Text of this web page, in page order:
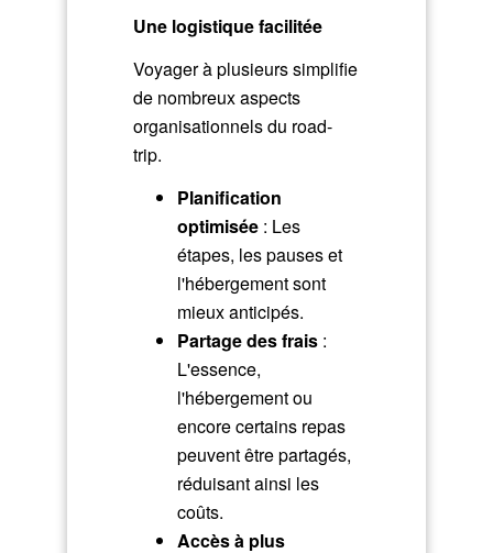
Une logistique facilitée
Voyager à plusieurs simplifie
de nombreux aspects
organisationnels du road-
trip.
Planification
optimisée: Les
étapes, les pauses et
l'hébergement sont
mieux anticipés.
Partage des frais:
L'essence,
l'hébergement ou
encore certains repas
peuvent être partagés,
réduisant ainsi les
coûts.
Accès à plus